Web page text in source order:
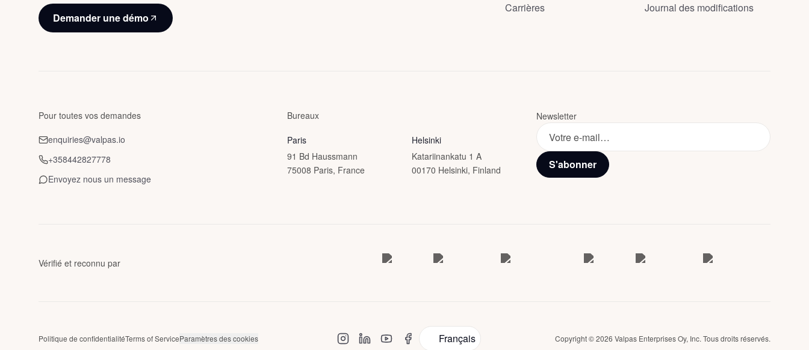
Demander une démo
Carrières
Journal des modifications
Pour toutes vos demandes
enquiries@valpas.io
+358442827778
Envoyez nous un message
Bureaux
Paris
91 Bd Haussmann
75008 Paris, France
Helsinki
Katariinankatu 1 A
00170 Helsinki, Finland
Newsletter
S'abonner
Vérifié et reconnu par
Politique de confidentialitéTerms of ServiceParamètres des cookies Français Copyright © 2026 Valpas Enterprises Oy, Inc. Tous droits réservés.